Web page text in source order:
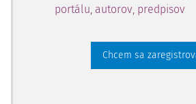
portálu, autorov, predpisov
Chcem sa